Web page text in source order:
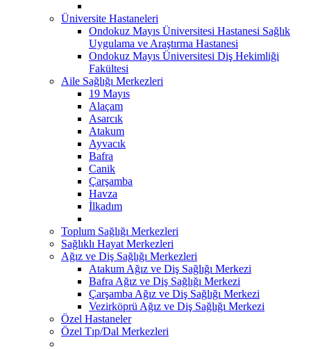
Üniversite Hastaneleri
Ondokuz Mayıs Üniversitesi Hastanesi Sağlık
Uygulama ve Araştırma Hastanesi
Ondokuz Mayıs Üniversitesi Diş Hekimliği
Fakültesi
Aile Sağlığı Merkezleri
19 Mayıs
Alaçam
Asarcık
Atakum
Ayvacık
Bafra
Canik
Çarşamba
Havza
İlkadım
Toplum Sağlığı Merkezleri
Sağlıklı Hayat Merkezleri
Ağız ve Diş Sağlığı Merkezleri
Atakum Ağız ve Diş Sağlığı Merkezi
Bafra Ağız ve Diş Sağlığı Merkezi
Çarşamba Ağız ve Diş Sağlığı Merkezi
Vezirköprü Ağız ve Diş Sağlığı Merkezi
Özel Hastaneler
Özel Tıp/Dal Merkezleri